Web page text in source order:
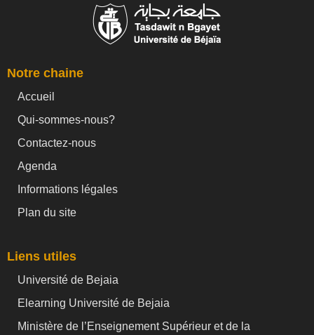
Notre chaine
Accueil
Qui-sommes-nous?
Contactez-nous
Agenda
Informations légales
Plan du site
Liens utiles
Université de Bejaia
Elearning Université de Bejaia
Ministère de l’Enseignement Supérieur et de la